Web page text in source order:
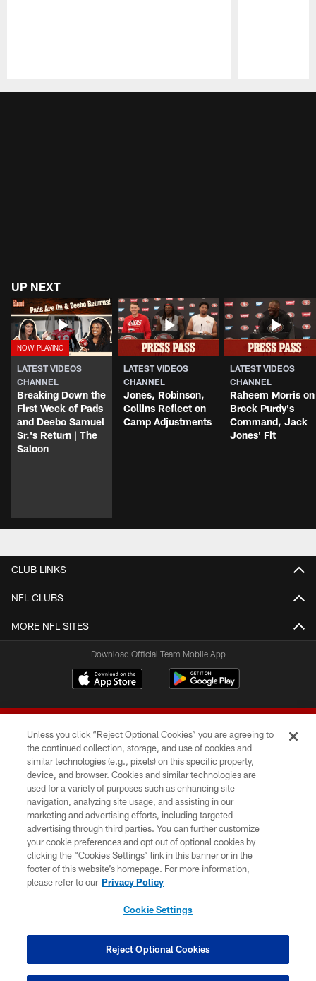
UP NEXT
LATEST VIDEOS
CHANNEL
Breaking Down the
First Week of Pads
and Deebo Samuel
Sr.'s Return | The
Saloon
LATEST VIDEOS
CHANNEL
Jones, Robinson,
Collins Reflect on
Camp Adjustments
LATEST VIDEOS
CHANNEL
Raheem Morris on
Brock Purdy's
Command, Jack
Jones' Fit
CLUB LINKS
NFL CLUBS
MORE NFL SITES
Download Official Team Mobile App
© 2026 Forty Niners Football Company LLC
TERMS AND CONDITIONS
PRIVACY POLICY
ACCESSIBILITY
CONTACT US
COOKIE SETTINGS
Unless you click “Reject Optional Cookies” you are agreeing to
the continued collection, storage, and use of cookies and
similar technologies (e.g., pixels) on this specific property,
device, and browser. Cookies and similar technologies are
used for a variety of purposes such as enhancing site
navigation, analyzing site usage, and assisting in our
marketing and advertising efforts, including targeted
advertising through third parties. You can further customize
your cookie preferences and opt out of optional cookies by
clicking the “Cookies Settings” link in this banner or in the
footer of this website’s homepage. For more information,
please refer to our Privacy Policy
Cookie Settings
Reject Optional Cookies